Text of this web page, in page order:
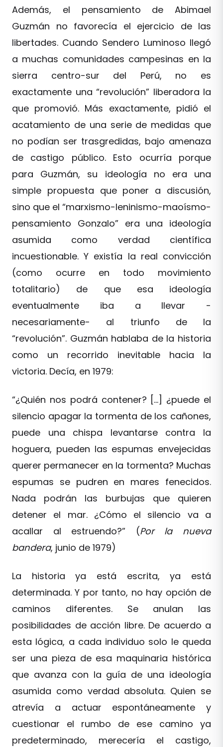
Además, el pensamiento de Abimael
Guzmán no favorecía el ejercicio de las
libertades. Cuando Sendero Luminoso llegó
a muchas comunidades campesinas en la
sierra centro-sur del Perú, no es
exactamente una “revolución” liberadora la
que promovió. Más exactamente, pidió el
acatamiento de una serie de medidas que
no podían ser trasgredidas, bajo amenaza
de castigo público. Esto ocurría porque
para Guzmán, su ideología no era una
simple propuesta que poner a discusión,
sino que el “marxismo-leninismo-maoísmo-
pensamiento Gonzalo” era una ideología
asumida como verdad científica
incuestionable. Y existía la real convicción
(como ocurre en todo movimiento
totalitario) de que esa ideología
eventualmente iba a llevar -
necesariamente- al triunfo de la
“revolución”. Guzmán hablaba de la historia
como un recorrido inevitable hacia la
victoria. Decía, en 1979:
“¿Quién nos podrá contener? […] ¿puede el
silencio apagar la tormenta de los cañones,
puede una chispa levantarse contra la
hoguera, pueden las espumas envejecidas
querer permanecer en la tormenta? Muchas
espumas se pudren en mares fenecidos.
Nada podrán las burbujas que quieren
detener el mar. ¿Cómo el silencio va a
acallar al estruendo?” (Por la nueva
bandera, junio de 1979)
La historia ya está escrita, ya está
determinada. Y por tanto, no hay opción de
caminos diferentes. Se anulan las
posibilidades de acción libre. De acuerdo a
esta lógica, a cada individuo solo le queda
ser una pieza de esa maquinaria histórica
que avanza con la guía de una ideología
asumida como verdad absoluta. Quien se
atrevía a actuar espontáneamente y
cuestionar el rumbo de ese camino ya
predeterminado, merecería el castigo,